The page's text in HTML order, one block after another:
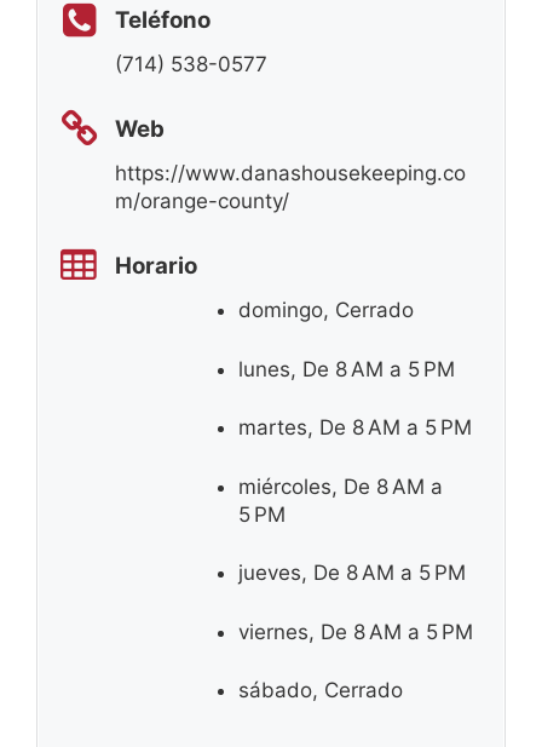
Teléfono
(714) 538-0577
Web
https://www.danashousekeeping.co
m/orange-county/
Horario
domingo, Cerrado
lunes, De 8 AM a 5 PM
martes, De 8 AM a 5 PM
miércoles, De 8 AM a
5 PM
jueves, De 8 AM a 5 PM
viernes, De 8 AM a 5 PM
sábado, Cerrado